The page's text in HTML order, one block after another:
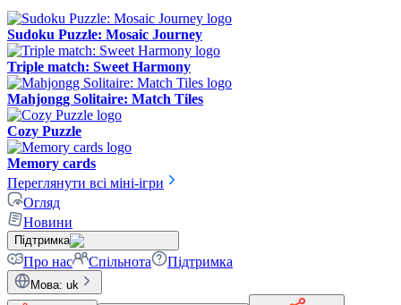
Sudoku Puzzle: Mosaic Journey
Triple match: Sweet Harmony
Mahjongg Solitaire: Match Tiles
Cozy Puzzle
Memory cards
Переглянути всі міні-ігри
Огляд
Новини
Підтримка
Про нас Спільнота Підтримка
Мова: uk